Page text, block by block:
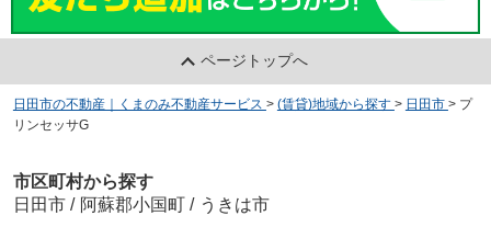
ページトップへ
日田市の不動産｜くまのみ不動産サービス > (賃貸)地域から探す > 日田市 > プ
リンセッサG
市区町村から探す
日田市 / 阿蘇郡小国町 / うきは市